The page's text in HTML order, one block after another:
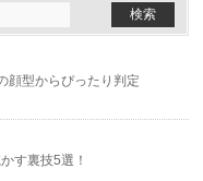
顔型からぴったり判定
す裏技5選！